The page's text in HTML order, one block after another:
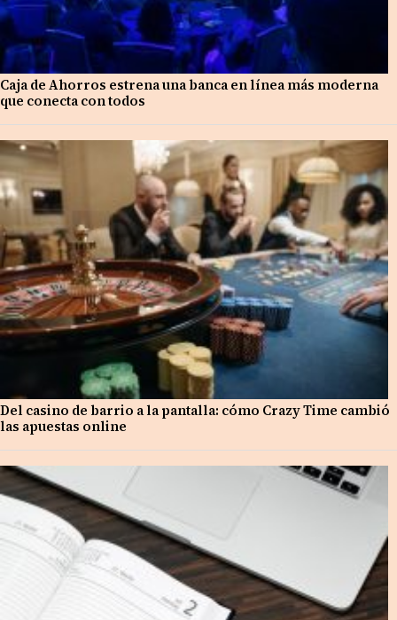
Caja de Ahorros estrena una banca en línea más moderna
que conecta con todos
Del casino de barrio a la pantalla: cómo Crazy Time cambió
las apuestas online